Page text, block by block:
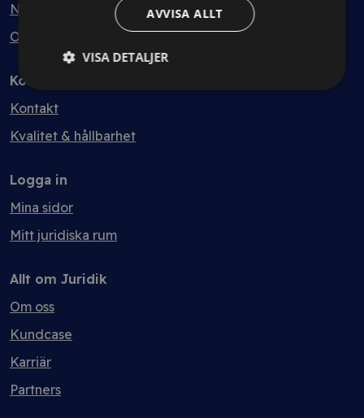
Nyheter
Ordlista
Kontakt
Kontakt
Kvalitet & hållbarhet
Logga in
Mina sidor
Mitt juridiska rum
Allt om Juridik
Om oss
Kundcase
Karriär
Partners
AVVISA ALLT
VISA DETALJER